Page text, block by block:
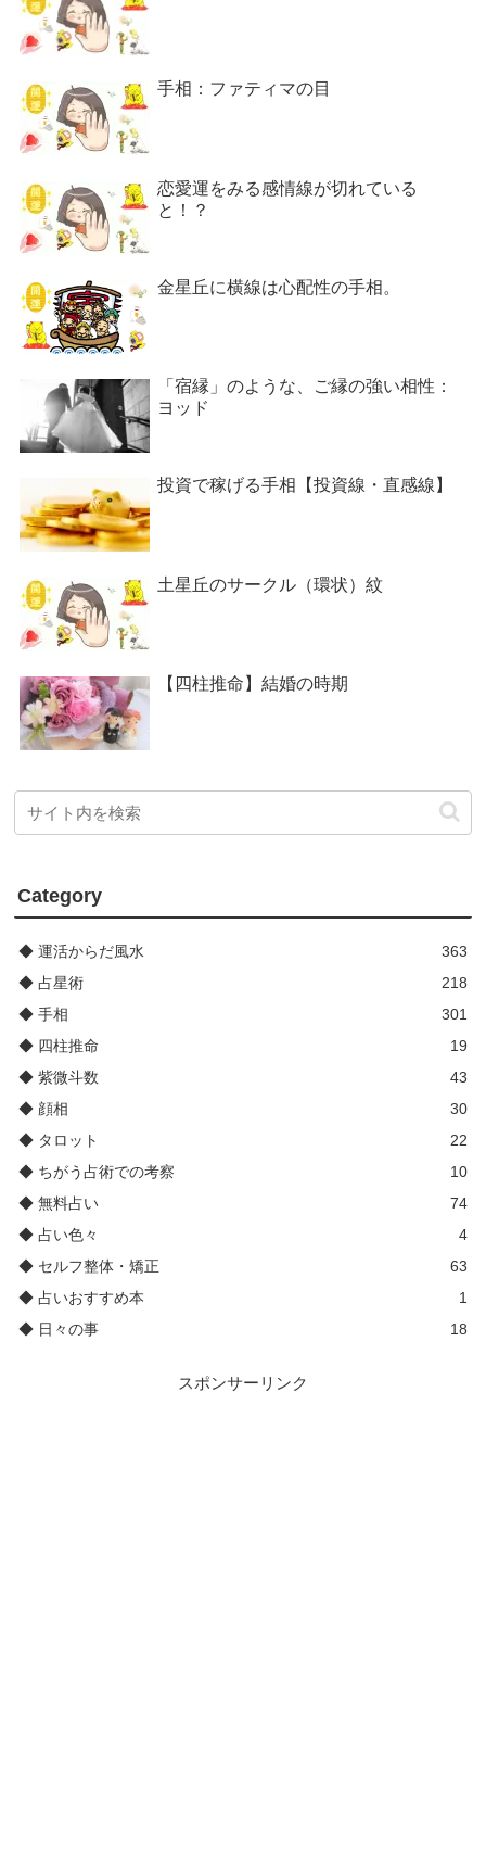
手相：ファティマの目
恋愛運をみる感情線が切れている
と！？
金星丘に横線は心配性の手相。
「宿縁」のような、ご縁の強い相性：
ヨッド
投資で稼げる手相【投資線・直感線】
土星丘のサークル（環状）紋
【四柱推命】結婚の時期
Category
◆ 運活からだ風水
363
◆ 占星術
218
◆ 手相
301
◆ 四柱推命
19
◆ 紫微斗数
43
◆ 顔相
30
◆ タロット
22
◆ ちがう占術での考察
10
◆ 無料占い
74
◆ 占い色々
4
◆ セルフ整体・矯正
63
◆ 占いおすすめ本
1
◆ 日々の事
18
スポンサーリンク